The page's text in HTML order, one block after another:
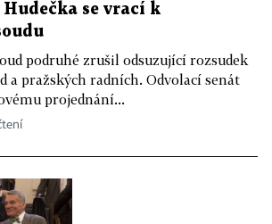
se vrací k
podruhé zrušil odsuzující rozsudek
a pražských radních. Odvolací senát
projednání...